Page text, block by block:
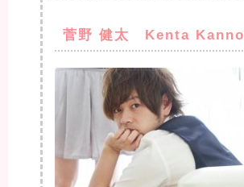
菅野 健太 Kenta Kanno